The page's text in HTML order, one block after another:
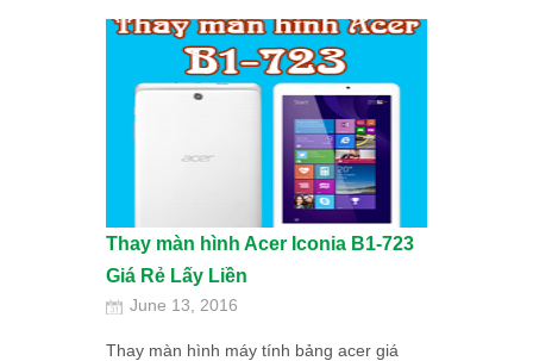
Thay màn hình Acer Iconia B1-723
Giá Rẻ Lấy Liền
June 13, 2016
Thay màn hình máy tính bảng acer giá